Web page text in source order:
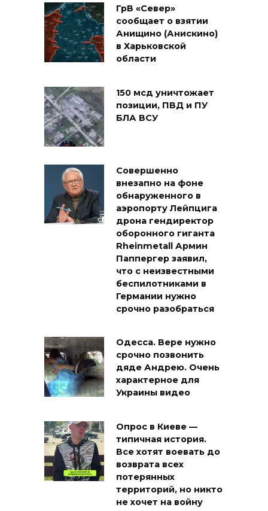
ГрВ «Север»
сообщает о взятии
Анищино (Анискино)
в Харьковской
области
150 мсд уничтожает
позиции, ПВД и ПУ
БЛА ВСУ
Совершенно
внезапно на фоне
обнаруженного в
аэропорту Лейпцига
дрона гендиректор
оборонного гиганта
Rheinmetall Армин
Паппергер заявил,
что с неизвестными
беспилотниками в
Германии нужно
срочно разобраться
Одесса. Вере нужно
срочно позвонить
дяде Андрею. Очень
характерное для
Украины видео
Опрос в Киеве —
типичная история.
Все хотят воевать до
возврата всех
потерянных
территорий, но никто
не хочет на войну